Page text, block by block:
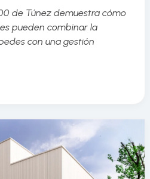
de Túnez demuestra cómo
pueden combinar la
con una gestión